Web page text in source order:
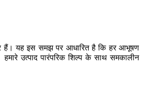
हैं। यह इस समझ पर आधारित है कि हर आभूषण
उत्पाद पारंपरिक शिल्प के साथ समकालीन